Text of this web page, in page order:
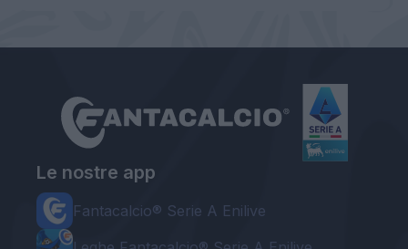
Le nostre app
Fantacalcio® Serie A Enilive